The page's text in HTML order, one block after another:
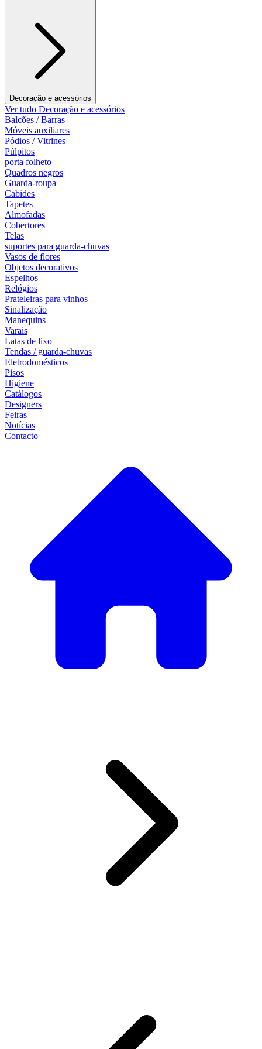
Decoração e acessórios
Ver tudo Decoração e acessórios
Balcões / Barras
Móveis auxiliares
Pódios / Vitrines
Púlpitos
porta folheto
Quadros negros
Guarda-roupa
Cabides
Tapetes
Almofadas
Cobertores
Telas
suportes para guarda-chuvas
Vasos de flores
Objetos decorativos
Espelhos
Relógios
Prateleiras para vinhos
Sinalização
Manequins
Varais
Latas de lixo
Tendas / guarda-chuvas
Eletrodomésticos
Pisos
Higiene
Catálogos
Designers
Feiras
Notícias
Contacto